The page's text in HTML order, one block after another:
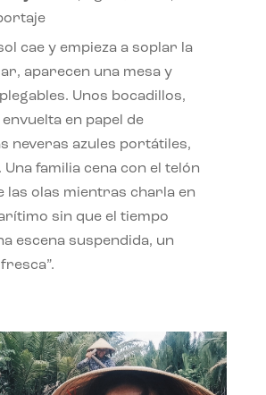
cae y empieza a soplar la
aparecen una mesa y
Unos bocadillos,
en papel de
neveras azules portátiles,
Una familia cena con el telón
las olas mientras charla en
sin que el tiempo
escena suspendida, un